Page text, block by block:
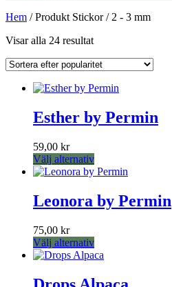
Hem / Produkt Stickor / 2 - 3 mm
Visar alla 24 resultatSortera
popularitet
Esther by Permin
59,00 kr
Välj alternativDen
här
har
flera
olika
alternativen
väljas
Leonora by Permin
75,00 kr
Välj alternativDen
här
har